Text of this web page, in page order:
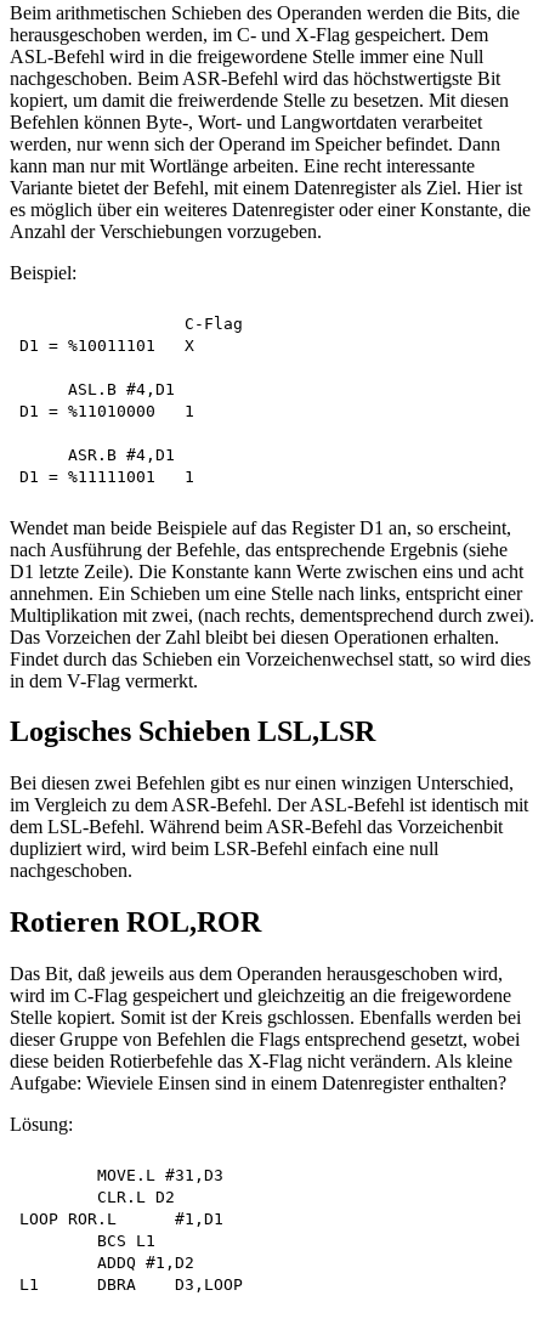
Beim arithmetischen Schieben des Operanden werden die Bits, die
herausgeschoben werden, im C- und X-Flag gespeichert. Dem
ASL-Befehl wird in die freigewordene Stelle immer eine Null
nachgeschoben. Beim ASR-Befehl wird das höchstwertigste Bit
kopiert, um damit die freiwerdende Stelle zu besetzen. Mit diesen
Befehlen können Byte-, Wort- und Langwortdaten verarbeitet
werden, nur wenn sich der Operand im Speicher befindet. Dann
kann man nur mit Wortlänge arbeiten. Eine recht interessante
Variante bietet der Befehl, mit einem Datenregister als Ziel. Hier ist
es möglich über ein weiteres Datenregister oder einer Konstante, die
Anzahl der Verschiebungen vorzugeben.
Beispiel:
                 C-Flag
D1 = %10011101   X
     ASL.B #4,D1
D1 = %11010000   1
     ASR.B #4,D1
Wendet man beide Beispiele auf das Register D1 an, so erscheint,
nach Ausführung der Befehle, das entsprechende Ergebnis (siehe
D1 letzte Zeile). Die Konstante kann Werte zwischen eins und acht
annehmen. Ein Schieben um eine Stelle nach links, entspricht einer
Multiplikation mit zwei, (nach rechts, dementsprechend durch zwei).
Das Vorzeichen der Zahl bleibt bei diesen Operationen erhalten.
Findet durch das Schieben ein Vorzeichenwechsel statt, so wird dies
in dem V-Flag vermerkt.
Logisches Schieben LSL,LSR
Bei diesen zwei Befehlen gibt es nur einen winzigen Unterschied,
im Vergleich zu dem ASR-Befehl. Der ASL-Befehl ist identisch mit
dem LSL-Befehl. Während beim ASR-Befehl das Vorzeichenbit
dupliziert wird, wird beim LSR-Befehl einfach eine null
nachgeschoben.
Rotieren ROL,ROR
Das Bit, daß jeweils aus dem Operanden herausgeschoben wird,
wird im C-Flag gespeichert und gleichzeitig an die freigewordene
Stelle kopiert. Somit ist der Kreis gschlossen. Ebenfalls werden bei
dieser Gruppe von Befehlen die Flags entsprechend gesetzt, wobei
diese beiden Rotierbefehle das X-Flag nicht verändern. Als kleine
Aufgabe: Wieviele Einsen sind in einem Datenregister enthalten?
Lösung:
LOOP ROR.L	#1,D1